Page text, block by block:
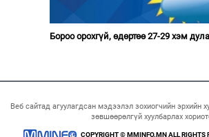
Бороо орохгүй, өдөртөө 27-29 хэм
Веб сайтад агуулагдсан мэдээлэл зохиогчийн эрхийн
зөвшөөрөлгүй хуулбарлах
COPYRIGHT © MMINFO.MN ALL RIGHTS